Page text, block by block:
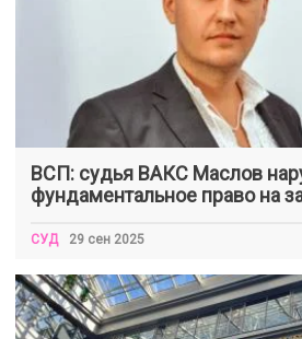
ВСП: судья ВАКС Маслов
фундаментальное право на
СУД 29 сен 2025